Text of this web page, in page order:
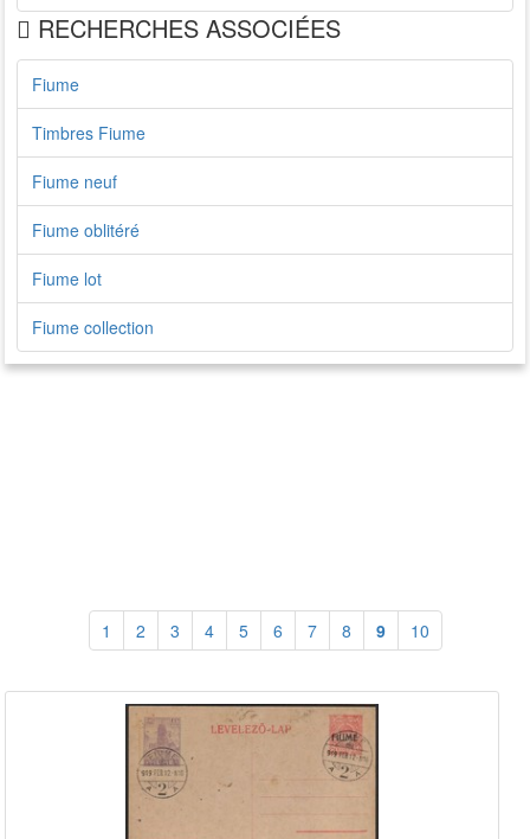
RECHERCHES ASSOCIÉES
Fiume
Timbres Fiume
Fiume neuf
Fiume oblitéré
Fiume lot
Fiume collection
1 2 3 4 5 6 7 8 9 10